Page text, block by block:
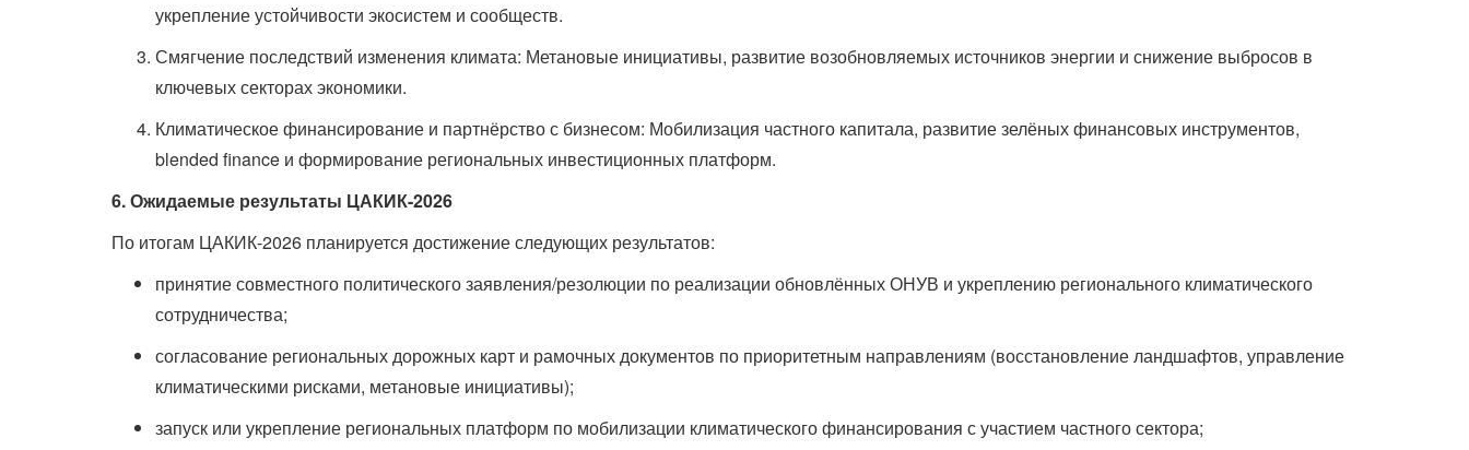
укрепление устойчивости экосистем и сообществ.
Смягчение последствий изменения климата: Метановые инициативы, развитие возобновляемых источников энергии и снижение выбросов в
ключевых секторах экономики.
Климатическое финансирование и партнёрство с бизнесом: Мобилизация частного капитала, развитие зелёных финансовых инструментов,
blended finance и формирование региональных инвестиционных платформ.
6. Ожидаемые результаты ЦАКИК-2026
По итогам ЦАКИК-2026 планируется достижение следующих результатов:
принятие совместного политического заявления/резолюции по реализации обновлённых ОНУВ и укреплению регионального климатического
сотрудничества;
согласование региональных дорожных карт и рамочных документов по приоритетным направлениям (восстановление ландшафтов, управление
климатическими рисками, метановые инициативы);
запуск или укрепление региональных платформ по мобилизации климатического финансирования с участием частного сектора;